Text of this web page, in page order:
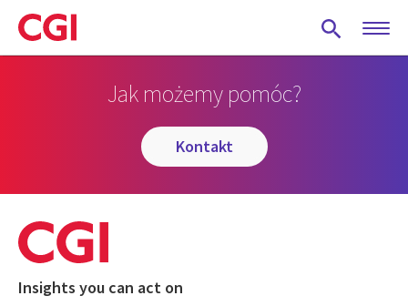
Skip
to
main
Jak możemy pomóc?
kontakt
Insights you can act on